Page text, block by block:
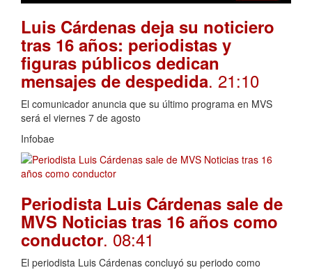
Luis Cárdenas deja su noticiero
tras 16 años: periodistas y
figuras públicos dedican
mensajes de despedida. 21:10
El comunicador anuncia que su último programa en MVS
será el viernes 7 de agosto
Infobae
Periodista Luis Cárdenas sale de
MVS Noticias tras 16 años como
conductor. 08:41
El periodista Luis Cárdenas concluyó su periodo como